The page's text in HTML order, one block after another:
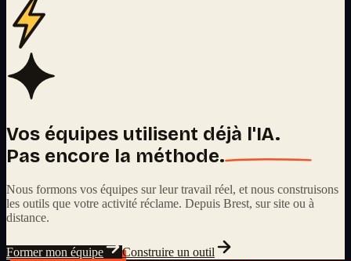
Vos équipes utilisent déjà l'IA.
Pas encore la méthode.
Nous formons vos équipes sur leur travail réel, et nous construisons
les outils que votre activité réclame. Depuis Brest, sur site ou à
distance.
Former mon équipe Construire un outil